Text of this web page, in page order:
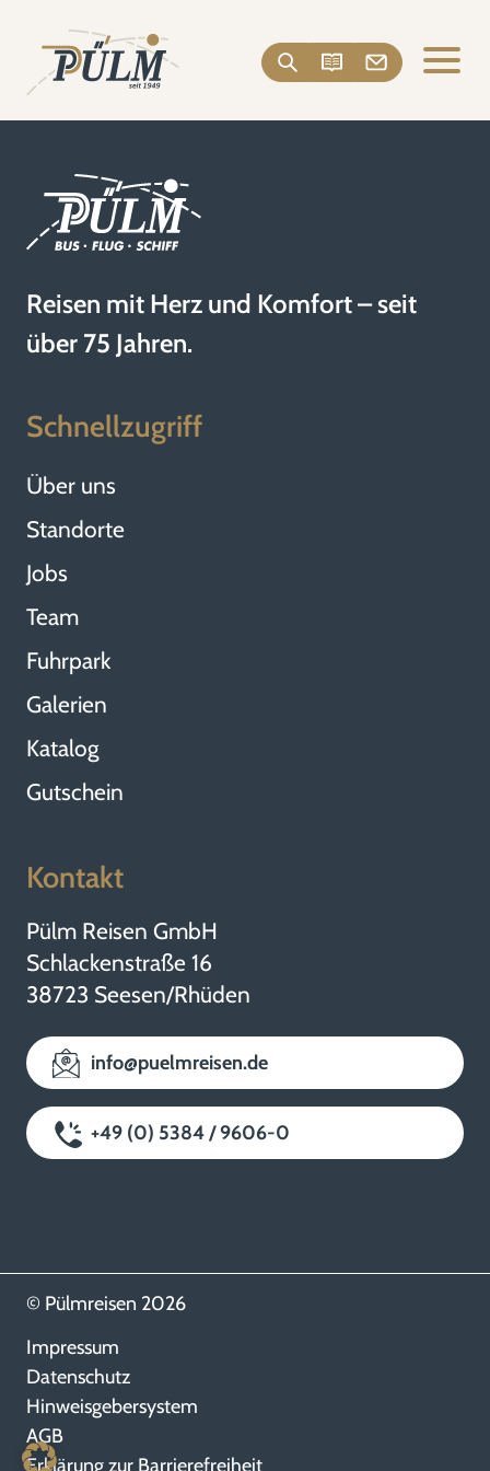
Reisen mit Herz und Komfort – seit
über 75 Jahren.
Schnellzugriff
Über uns
Standorte
Jobs
Team
Fuhrpark
Galerien
Katalog
Gutschein
Kontakt
Pülm Reisen GmbH
Schlackenstraße 16
38723 Seesen/Rhüden
info@puelmreisen.de
+49 (0) 5384 / 9606-0
© Pülmreisen 2026
Impressum
Datenschutz
Hinweisgebersystem
AGB
Erklärung zur Barrierefreiheit